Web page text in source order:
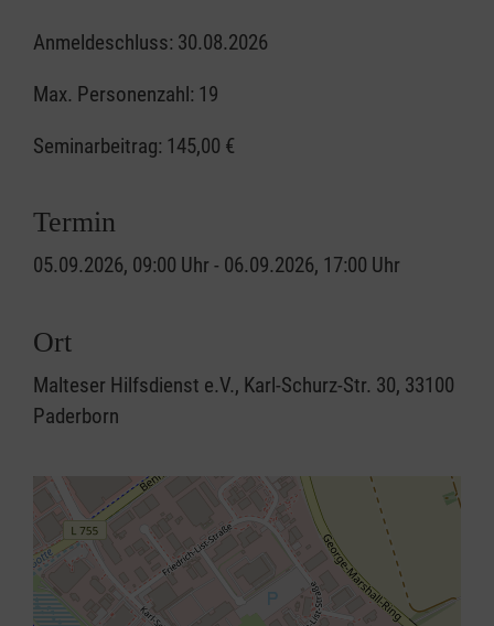
Anmeldeschluss: 30.08.2026
Max. Personenzahl: 19
Seminarbeitrag: 145,00 €
Termin
05.09.2026, 09:00 Uhr - 06.09.2026, 17:00 Uhr
Ort
Malteser Hilfsdienst e.V., Karl-Schurz-Str. 30, 33100
Paderborn